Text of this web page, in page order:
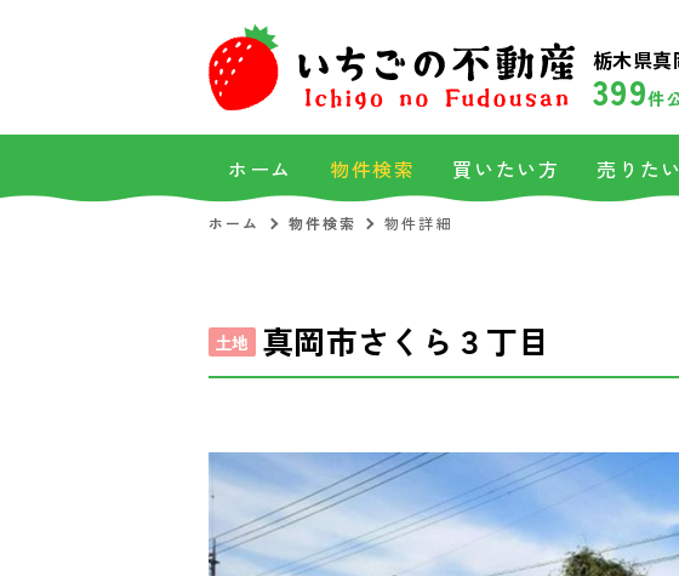
栃木県真
399件
ホーム 物件検索 買いたい方 売りた
ホーム 物件検索 物件詳細
土地 真岡市さくら３丁目